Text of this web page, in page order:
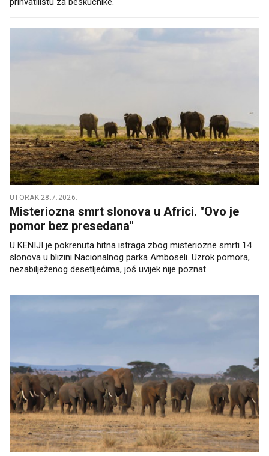
UTORAK 28.7.2026.
Misteriozna smrt slonova u Africi. "Ovo je
pomor bez presedana"
U KENIJI je pokrenuta hitna istraga zbog misteriozne smrti 14
slonova u blizini Nacionalnog parka Amboseli. Uzrok pomora,
nezabilježenog desetljećima, još uvijek nije poznat.